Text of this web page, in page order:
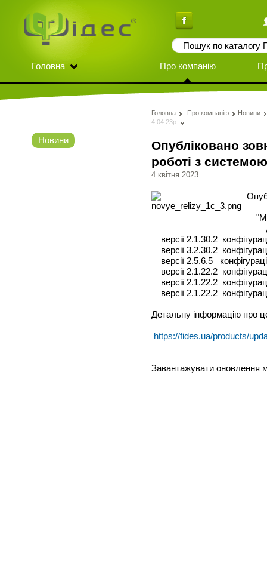
Головна Про компанію
Новини
Головна Про компанію
Новини
4.04.23р.
Опубліковано
роботі з
4 квітня 2023
версії 2.1.30.2
версії 3.2.30.2
версії 2.5.6.5
версії 2.1.22.2
версії 2.1.22.2
версії 2.1.22.2
Детальну інформацію про
https://fides.ua/products/
Завантажувати оновлення